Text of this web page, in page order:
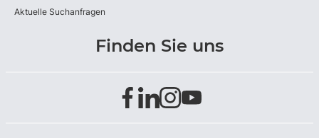
Aktuelle Suchanfragen
Finden Sie uns